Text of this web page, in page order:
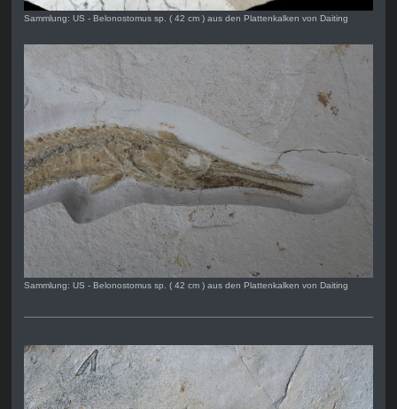
Sammlung: US - Belonostomus sp. ( 42 cm ) aus den Plattenkalken von Daiting
Sammlung: US - Belonostomus sp. ( 42 cm ) aus den Plattenkalken von Daiting